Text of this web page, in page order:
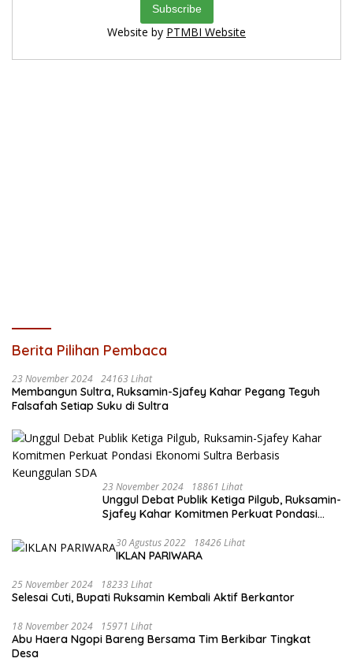
Website by PTMBI Website
Berita Pilihan Pembaca
23 November 2024 24163 Lihat
Membangun Sultra, Ruksamin-Sjafey Kahar Pegang Teguh
Falsafah Setiap Suku di Sultra
23 November 2024 18861 Lihat
Unggul Debat Publik Ketiga Pilgub, Ruksamin-
Sjafey Kahar Komitmen Perkuat Pondasi
30 Agustus 2022 18426 Lihat
IKLAN PARIWARA
25 November 2024 18233 Lihat
Selesai Cuti, Bupati Ruksamin Kembali Aktif Berkantor
18 November 2024 15971 Lihat
Abu Haera Ngopi Bareng Bersama Tim Berkibar Tingkat
Desa